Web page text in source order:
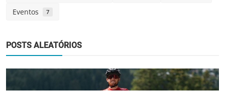
Eventos 7
POSTS ALEATÓRIOS